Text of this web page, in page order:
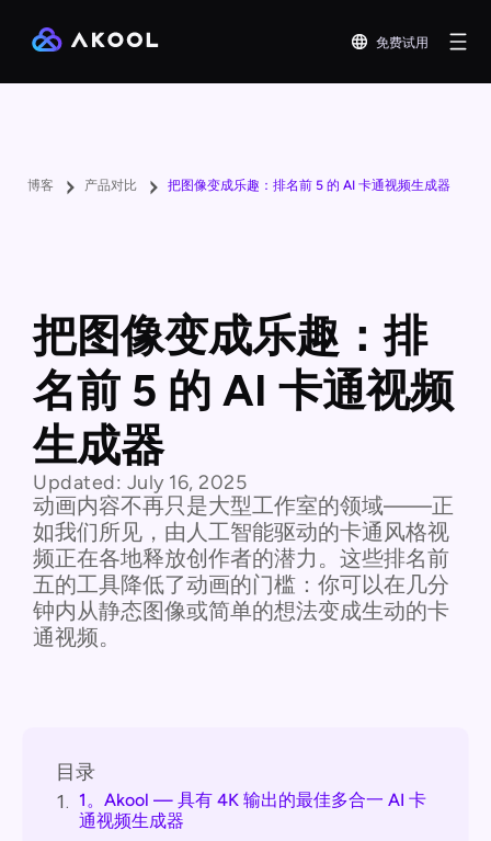
免费试用
博客 产品对比 把图像变成乐趣：排名前 5 的 AI 卡通视频生成器
把图像变成乐趣：排
名前 5 的 AI 卡通视频
生成器
Updated: July 16, 2025
动画内容不再只是大型工作室的领域——正
如我们所见，由人工智能驱动的卡通风格视
频正在各地释放创作者的潜力。这些排名前
五的工具降低了动画的门槛：你可以在几分
钟内从静态图像或简单的想法变成生动的卡
通视频。
目录
1. 1。Akool — 具有 4K 输出的最佳多合一 AI 卡
通视频生成器